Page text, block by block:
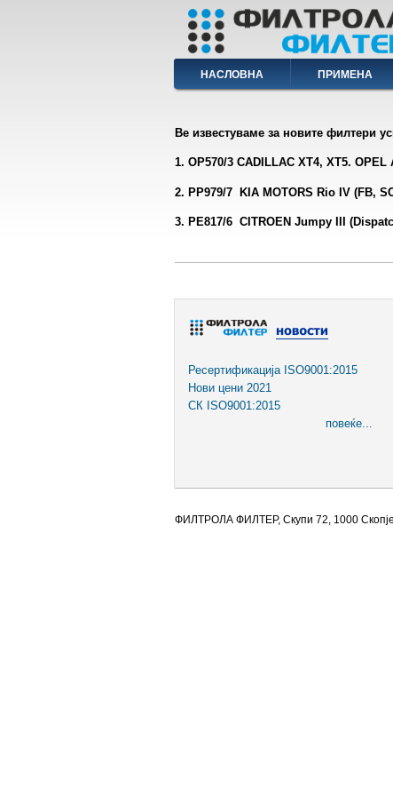
Main
navigation
НАСЛОВНА ПРИМЕНА
Ве известуваме за новите филтери
1. OP570/3 CADILLAC XT4, XT5.
2. PP979/7 KIA MOTORS Rio IV (FB,
3. PE817/6 CITROEN Jumpy III
Ресертификација ISO9001:2015
Нови цени 2021
СК ISO9001:2015
повеќе...
ФИЛТРОЛА ФИЛТЕР, Скупи 72, 1000